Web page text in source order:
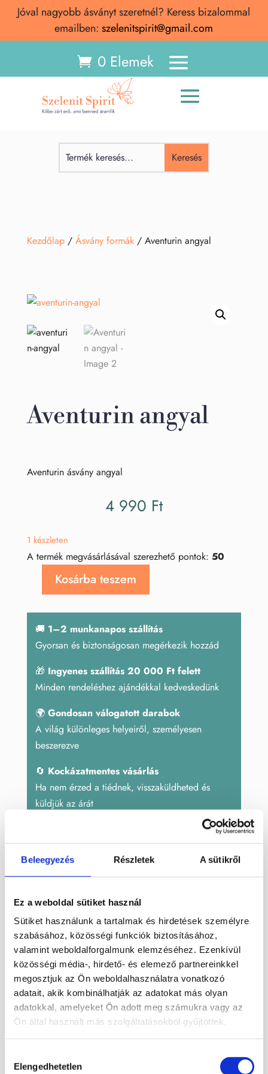
Beleegyezés Részletek A sütikről
Ez a weboldal sütiket használ
Sütiket használunk a tartalmak és hirdetések személyre
szabásához, közösségi funkciók biztosításához,
valamint weboldalforgalmunk elemzéséhez. Ezenkívül
közösségi média-, hirdető- és elemező partnereinkkel
megosztjuk az Ön weboldalhasználatra vonatkozó
adatait, akik kombinálhatják az adatokat más olyan
adatokkal, amelyeket Ön adott meg számukra vagy az
Ön által használt más szolgáltatásokból gyűjtöttek.
kiválasztása
Elengedhetetlen
Jóval nagyobb ásványt szeretnél? Keress bizalommal
emailben: szelenitspirit@gmail.com
0 Elemek
Kezdőlap/ Ásvány formák/ Aventurin angyal
Aventurin angyal
Aventurin ásvány angyal
4 990 Ft
1 készleten
A termék megvásárlásával szerezhető pontok: 50
AventurinKosárba teszem
🚚 1–2 munkanapos szállítás
Gyorsan és biztonságosan megérkezik hozzád
🎁 Ingyenes szállítás 20 000 Ft felett
Minden rendeléshez ajándékkal kedveskedünk
🌍 Gondosan válogatott darabok
A világ különleges helyeiről, személyesen
beszerezve
🔄 Kockázatmentes vásárlás
Ha nem érzed a tiédnek, visszaküldheted és
küldjük az árát
formák,Aventurin Dekoráció,Dísztárgyak
Zöld
Leírás
Aventurin ásványból faragott angyal.
Mérete: 4,9 x 3 cm
A csoportképen lévő egyik terméket
küldjük.